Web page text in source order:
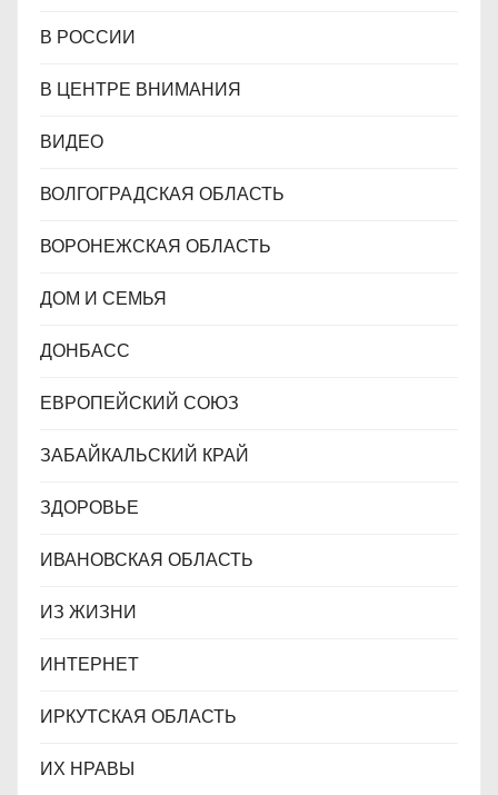
В РОССИИ
В ЦЕНТРЕ ВНИМАНИЯ
ВИДЕО
ВОЛГОГРАДСКАЯ ОБЛАСТЬ
ВОРОНЕЖСКАЯ ОБЛАСТЬ
ДОМ И СЕМЬЯ
ДОНБАСС
ЕВРОПЕЙСКИЙ СОЮЗ
ЗАБАЙКАЛЬСКИЙ КРАЙ
ЗДОРОВЬЕ
ИВАНОВСКАЯ ОБЛАСТЬ
ИЗ ЖИЗНИ
ИНТЕРНЕТ
ИРКУТСКАЯ ОБЛАСТЬ
ИХ НРАВЫ